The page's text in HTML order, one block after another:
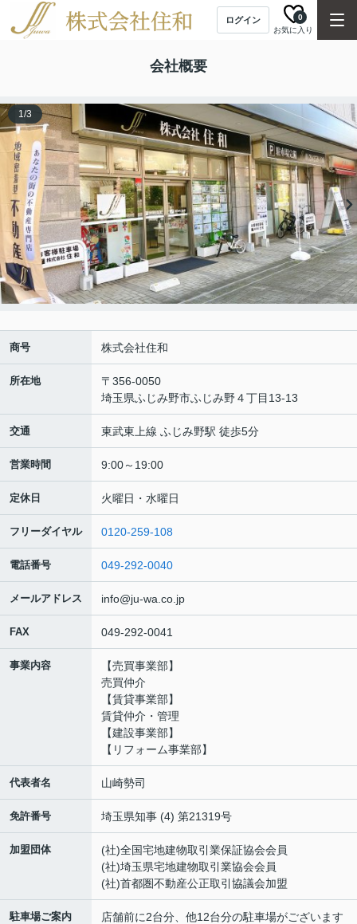
ログイン
お気に入り
0
会社概要
1/3
商号 株式会社住和
所在地
〒356-0050
埼玉県ふじみ野市ふじみ野４丁目13-13
交通 東武東上線 ふじみ野駅 徒歩5分
営業時間 9:00～19:00
定休日 火曜日・水曜日
フリーダイヤル 0120-259-108
電話番号 049-292-0040
メールアドレス info@ju-wa.co.jp
FAX 049-292-0041
事業内容
【売買事業部】
売買仲介
【賃貸事業部】
賃貸仲介・管理
【建設事業部】
【リフォーム事業部】
代表者名 山崎勢司
免許番号 埼玉県知事 (4) 第21319号
加盟団体
(社)全国宅地建物取引業保証協会会員
(社)埼玉県宅地建物取引業協会会員
(社)首都圏不動産公正取引協議会加盟
駐車場ご案内
店舗前に2台分、他12台分の駐車場がございます